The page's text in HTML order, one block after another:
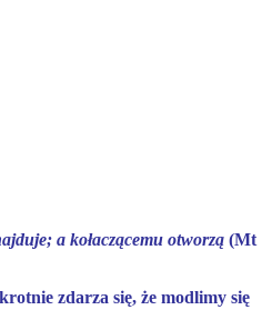
a kołaczącemu otworzą (Mt
zdarza się, że modlimy się